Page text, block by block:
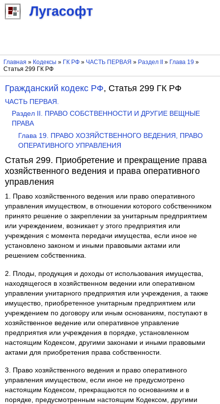
Лугасофт
Главная » Кодексы » ГК РФ» ЧАСТЬ ПЕРВАЯ » Раздел II » Глава 19 »
Статья 299 ГК РФ
Гражданский кодекс РФ, Статья 299 ГК РФ
ЧАСТЬ ПЕРВАЯ.
Раздел II. ПРАВО СОБСТВЕННОСТИ И ДРУГИЕ ВЕЩНЫЕ
ПРАВА
Глава 19. ПРАВО ХОЗЯЙСТВЕННОГО ВЕДЕНИЯ, ПРАВО
ОПЕРАТИВНОГО УПРАВЛЕНИЯ
Статья 299. Приобретение и прекращение права
хозяйственного ведения и права оперативного
управления
1. Право хозяйственного ведения или право оперативного
управления имуществом, в отношении которого собственником
принято решение о закреплении за унитарным предприятием
или учреждением, возникает у этого предприятия или
учреждения с момента передачи имущества, если иное не
установлено законом и иными правовыми актами или
решением собственника.
2. Плоды, продукция и доходы от использования имущества,
находящегося в хозяйственном ведении или оперативном
управлении унитарного предприятия или учреждения, а также
имущество, приобретенное унитарным предприятием или
учреждением по договору или иным основаниям, поступают в
хозяйственное ведение или оперативное управление
предприятия или учреждения в порядке, установленном
настоящим Кодексом, другими законами и иными правовыми
актами для приобретения права собственности.
3. Право хозяйственного ведения и право оперативного
управления имуществом, если иное не предусмотрено
настоящим Кодексом, прекращаются по основаниям и в
порядке, предусмотренным настоящим Кодексом, другими